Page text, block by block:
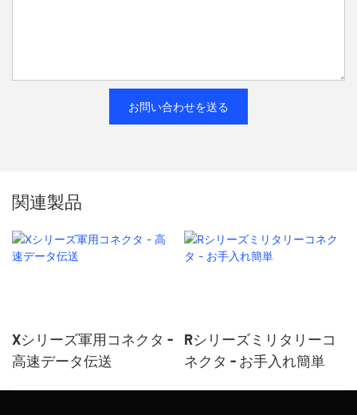
お問い合わせを送る
関連製品
Xシリーズ軍用コネクタ -
高速データ伝送
Rシリーズミリタリーコ
ネクタ - お手入れ簡単